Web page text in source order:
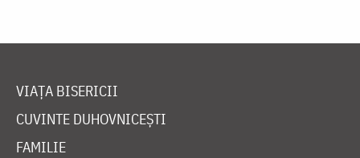
VIAȚA BISERICII
CUVINTE DUHOVNICEȘTI
FAMILIE